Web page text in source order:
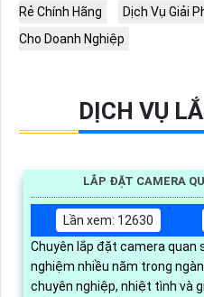
Rẻ Chính Hãng
Dịch Vụ Giải
Cho Doanh Nghiệp
DỊCH VỤ
LẮP ĐẶT CAMERA
Lần xem: 12630
Chuyên lắp đặt camera quan
nghiệm nhiều năm trong ngành. Đội ngũ kỹ thuật
chuyên nghiệp, nhiệt tình và